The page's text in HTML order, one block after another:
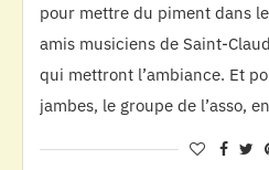
pour mettre du piment dans
amis musiciens de Saint-
qui mettront l’ambiance. Et
jambes, le groupe de l’asso,